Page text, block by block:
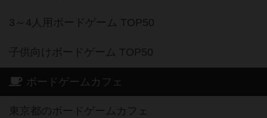
3～4人用ボードゲーム TOP50
子供向けボードゲーム TOP50
ボードゲームカフェ
東京都のボードゲームカフェ